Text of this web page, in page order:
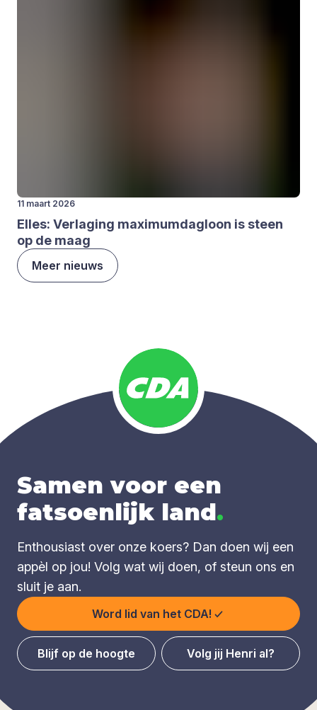
11 maart 2026
Elles: Ver­la­ging maxi­m­um­dag­loon is steen
op de maag
Meer nieuws
Samen voor een
fatsoenlijk land.
Enthousiast over onze koers? Dan doen wij een
appèl op jou! Volg wat wij doen, of steun ons en
sluit je aan.
Word lid van het CDA!
Blijf op de hoogte Volg jij Henri al?